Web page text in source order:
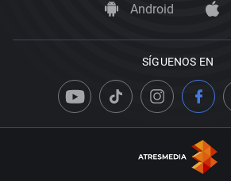
Android
SÍGUENOS EN